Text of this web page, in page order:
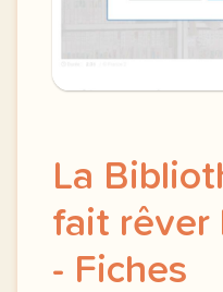
La
fait rêver
- Fiches